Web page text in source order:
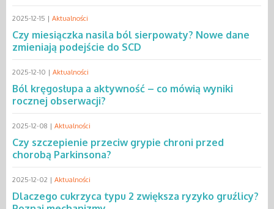
2025-12-15 | Aktualności
Czy miesiączka nasila ból sierpowaty? Nowe dane
zmieniają podejście do SCD
2025-12-10 | Aktualności
Ból kręgosłupa a aktywność – co mówią wyniki
rocznej obserwacji?
2025-12-08 | Aktualności
Czy szczepienie przeciw grypie chroni przed
chorobą Parkinsona?
2025-12-02 | Aktualności
Dlaczego cukrzyca typu 2 zwiększa ryzyko gruźlicy?